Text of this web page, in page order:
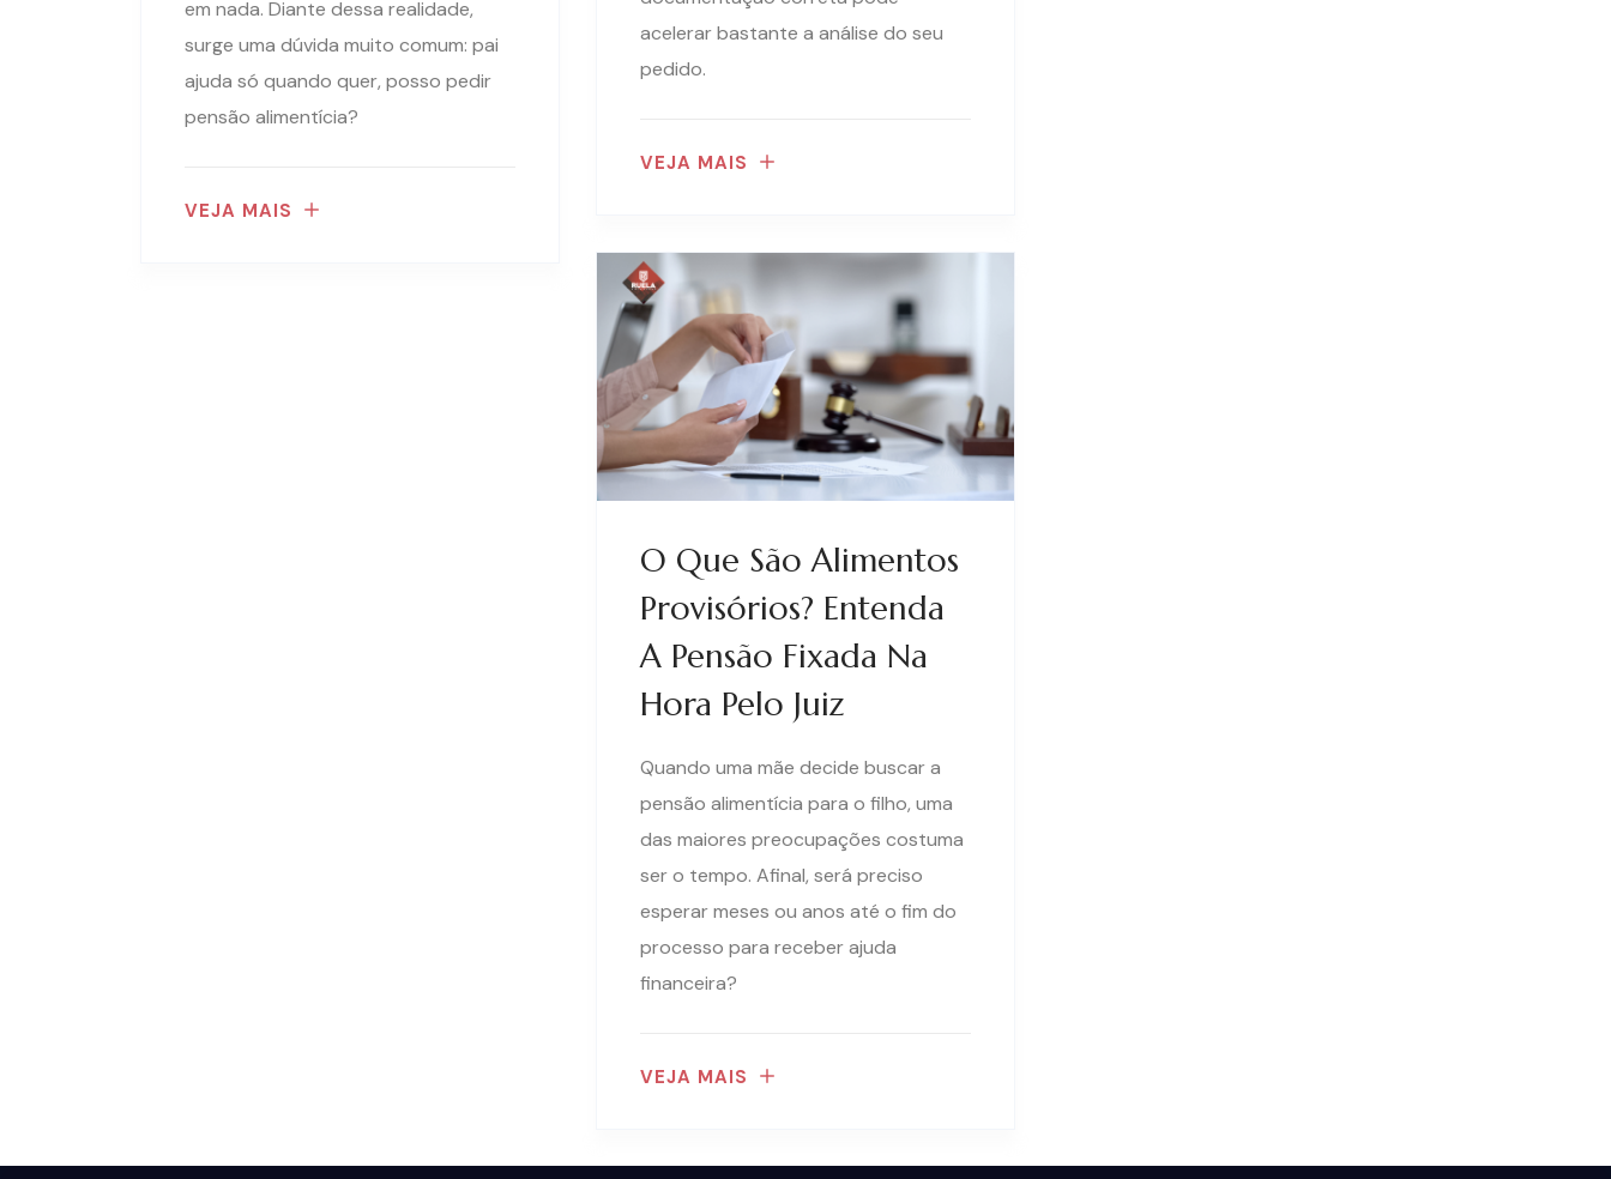
acelerar bastante a análise do seu
pedido.
VEJA MAIS
em nada. Diante dessa realidade,
surge uma dúvida muito comum: pai
ajuda só quando quer, posso pedir
pensão alimentícia?
VEJA MAIS
O Que São Alimentos
Provisórios? Entenda
A Pensão Fixada Na
Hora Pelo Juiz
Quando uma mãe decide buscar a
pensão alimentícia para o filho, uma
das maiores preocupações costuma
ser o tempo. Afinal, será preciso
esperar meses ou anos até o fim do
processo para receber ajuda
financeira?
VEJA MAIS